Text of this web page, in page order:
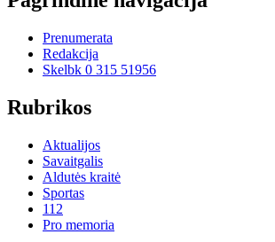
Prenumerata
Redakcija
Skelbk 0 315 51956
Rubrikos
Aktualijos
Savaitgalis
Aldutės kraitė
Sportas
112
Pro memoria